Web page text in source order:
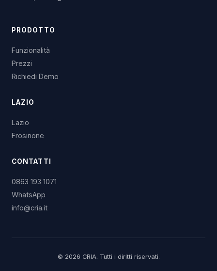
PRODOTTO
Funzionalità
Prezzi
Richiedi Demo
LAZIO
Lazio
Frosinone
CONTATTI
0863 193 1071
WhatsApp
info@cria.it
© 2026 CRIA. Tutti i diritti riservati.